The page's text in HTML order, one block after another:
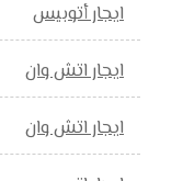
ايجار أتوبيس
ايجار اتش وان
ايجار اتش وان